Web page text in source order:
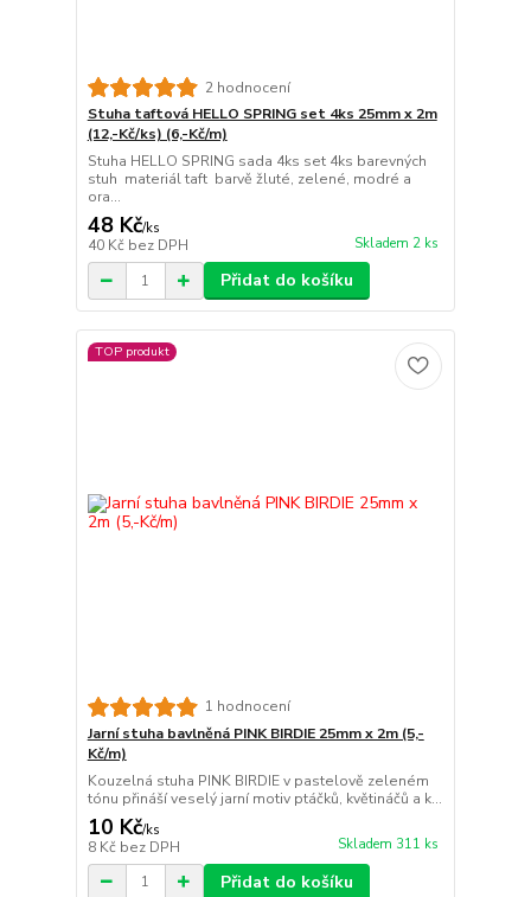
2 hodnocení
Stuha taftová HELLO SPRING set 4ks 25mm x 2m
(12,-Kč/ks) (6,-Kč/m)
Stuha HELLO SPRING sada 4ks set 4ks barevných
stuh materiál taft barvě žluté, zelené, modré a
ora...
48 Kč/ks
40 Kč bez DPH Skladem 2 ks
Přidat do košíku
TOP produkt
1 hodnocení
Jarní stuha bavlněná PINK BIRDIE 25mm x 2m (5,-
Kč/m)
Kouzelná stuha PINK BIRDIE v pastelově zeleném
tónu přináší veselý jarní motiv ptáčků, květináčů a k...
10 Kč/ks
8 Kč bez DPH Skladem 311 ks
Přidat do košíku